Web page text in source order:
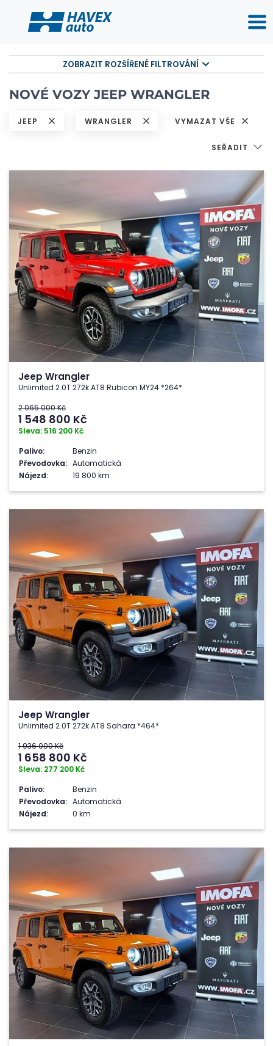
ZOBRAZIT ROZŠÍŘENÉ FILTROVÁNÍ
NOVÉ VOZY JEEP WRANGLER
JEEP WRANGLER VYMAZAT VŠE
SEŘADIT
Jeep Wrangler
Unlimited 2.0T 272k AT8 Rubicon MY24 *264*
2 065 000 Kč
1 548 800 Kč
Sleva: 516 200 Kč
Palivo:
Benzin
Převodovka: Automatická
Nájezd:
19 800 km
Jeep Wrangler
Unlimited 2.0T 272k AT8 Sahara *464*
1 936 000 Kč
1 658 800 Kč
Sleva: 277 200 Kč
Palivo:
Benzin
Převodovka: Automatická
Nájezd:
0 km